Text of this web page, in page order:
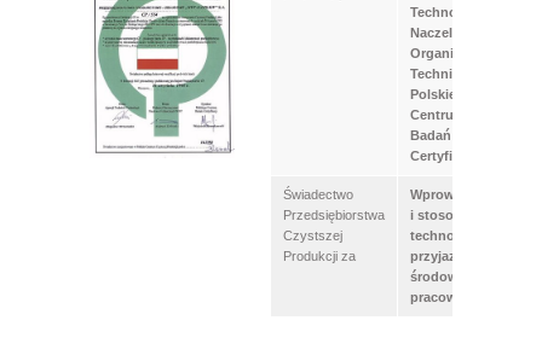
Technologii
Naczelna
Organizacja
Techniczna
Polskie
Centrum
Badań i
Certyfikacji
Świadectwo
Przedsiębiorstwa
Czystszej
Produkcji za
Wprowadzanie
i stosowanie
technologii
przyjaznych
środowisku i
pracowników